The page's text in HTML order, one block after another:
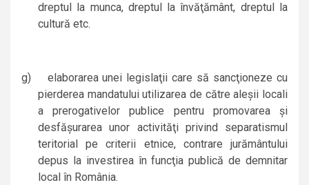
dreptul la munca, dreptul la învăţământ, dreptul la
cultură etc.
g)
elaborarea unei legislaţii care să sancţioneze cu
pierderea mandatului utilizarea de către aleşii locali
a prerogativelor publice pentru promovarea şi
desfăşurarea unor activităţi privind separatismul
teritorial pe criterii etnice, contrare jurământului
depus la investirea în funcţia publică de demnitar
local în România.